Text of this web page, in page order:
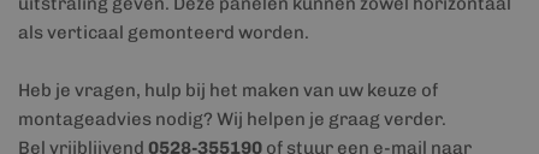
als verticaal gemonteerd worden.
Heb je vragen, hulp bij het maken van uw keuze of
montageadvies nodig? Wij helpen je graag verder.
Bel vrijblijvend 0528-355190 of stuur een e-mail naar